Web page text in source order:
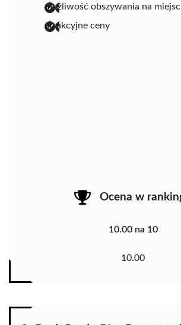
możliwość obszywania na
atrakcyjne ceny
Ocena w
10.00 na 10
10.00